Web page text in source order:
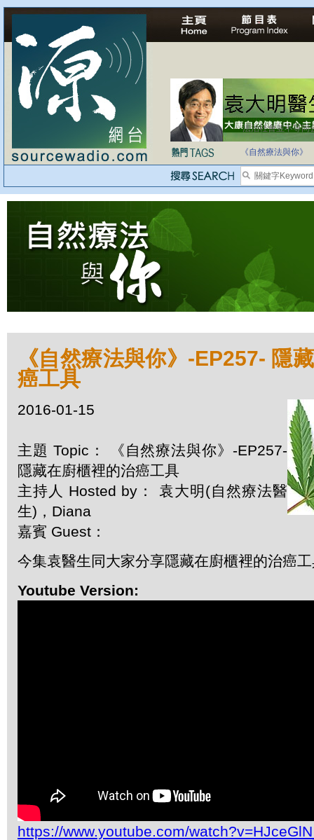
法治社會並不等同
《自然療法與你》
《自然療法與你》-EP257- 隱
癌工具
2016-01-15
主題 Topic： 《自然療法與你》-EP257-
隱藏在廚櫃裡的治癌工具
主持人 Hosted by： 袁大明(自然療法醫
生)，Diana
嘉賓 Guest：
今集袁醫生同大家分享隱藏在廚櫃裡的治癌
Youtube Version:
https://www.youtube.com/